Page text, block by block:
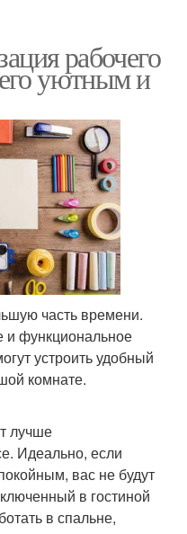
Зона на кухне
Обеденная зона
рабочего
уютным и
часть времени.
и функциональное
устроить удобный
комнате.
лучше
Идеально, если
вас не будут
в гостиной
в спальне,